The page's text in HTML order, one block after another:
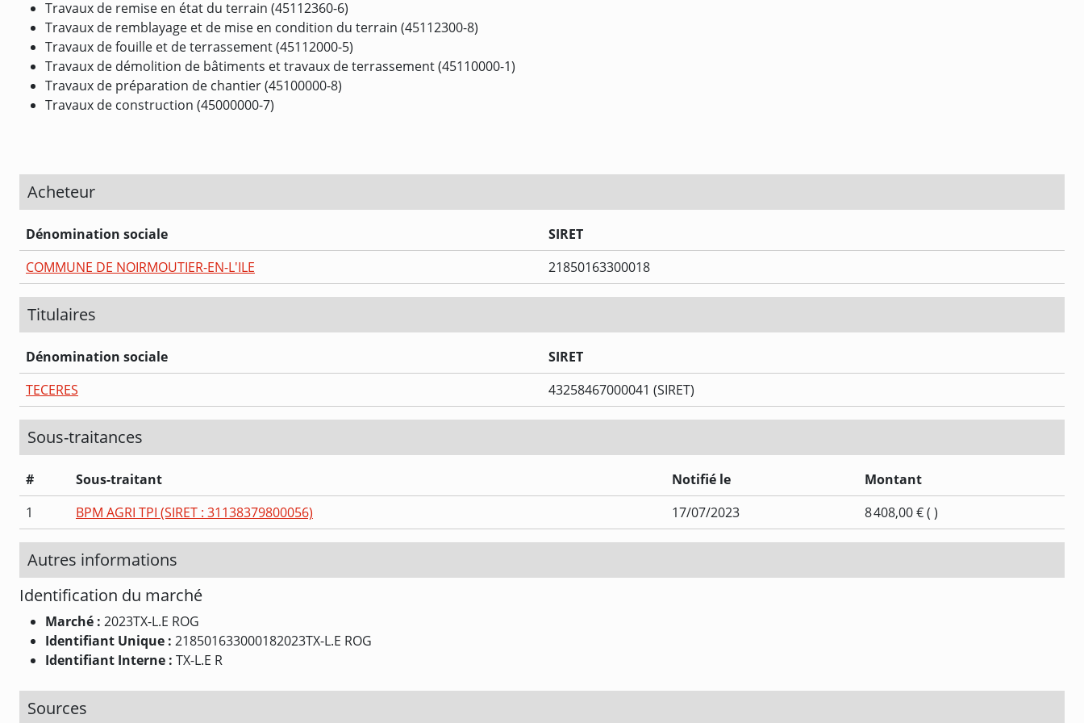
Travaux de remise en état du terrain (45112360-6)
Travaux de remblayage et de mise en condition du terrain (45112300-8)
Travaux de fouille et de terrassement (45112000-5)
Travaux de démolition de bâtiments et travaux de terrassement (45110000-1)
Travaux de préparation de chantier (45100000-8)
Travaux de construction (45000000-7)
Acheteur
Dénomination sociale
SIRET
COMMUNE DE NOIRMOUTIER-EN-L'ILE
21850163300018
Titulaires
Dénomination sociale
SIRET
TECERES
43258467000041 (SIRET)
Sous-traitances
# Sous-traitant Notifié le
Montant
1
BPM AGRI TPI (SIRET : 31138379800056) 17/07/2023 8 408,00 € ( )
Autres informations
Identification du marché
Marché : 2023TX-L.E ROG
Identifiant Unique : 218501633000182023TX-L.E ROG
Identifiant Interne : TX-L.E R
Sources